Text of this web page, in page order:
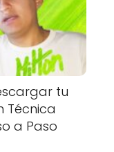
tu
Técnica
a Paso